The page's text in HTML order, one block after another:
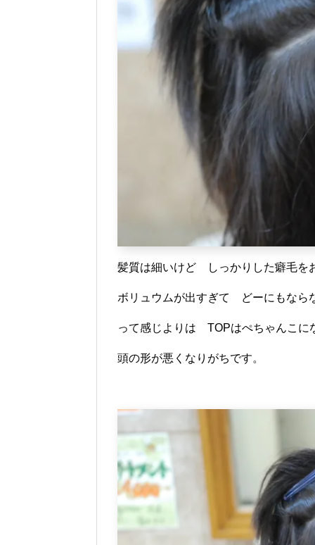
髪質は細いけど しっかりした癖毛を
ボリュウムが出すぎて どーにもなら
って感じよりは TOPはぺちゃんこに
頭の形が悪くなりがちです。